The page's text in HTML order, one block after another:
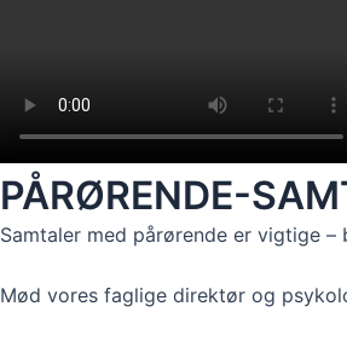
PÅRØRENDE-
Samtaler med pårørende er vigtige
Mød vores faglige direktør og